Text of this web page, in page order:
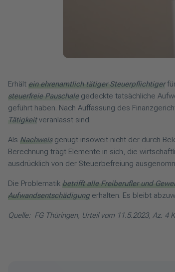
Erhält ein ehrenamtlich tätiger Steuerpflichtiger
steuerfreie Pauschalegedeckte tatsächliche
geführt haben. Nach Auffassung des
Tätigkeitveranlasst sind.
Als Nachweisgenügt insoweit nicht der durch
Berechnung trägt Elemente in sich, die
ausdrücklich von der Steuerbefreiung
Die Problematik betrifft alle Freiberufler und
Aufwandsentschädigung erhalten. Es bleibt
Quelle: FG Thüringen, Urteil vom 11.5.2023, Az. 4